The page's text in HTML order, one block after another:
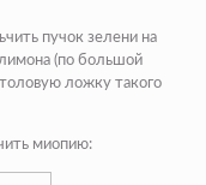
пучок зелени на
(по большой
ложку такого
миопию: